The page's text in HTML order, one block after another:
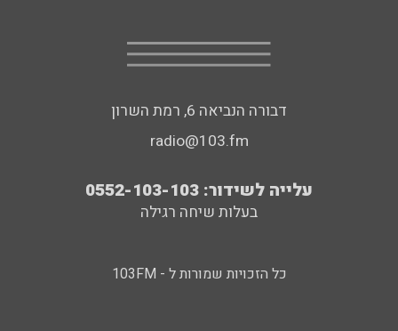
דבורה הנביאה 6, רמת השרון
radio@103.fm
עלייה לשידור: 0552-103-103
בעלות שיחה רגילה
כל הזכויות שמורות ל - 103FM